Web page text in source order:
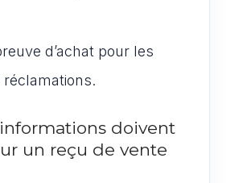
d’achat pour les
doivent
un reçu de vente